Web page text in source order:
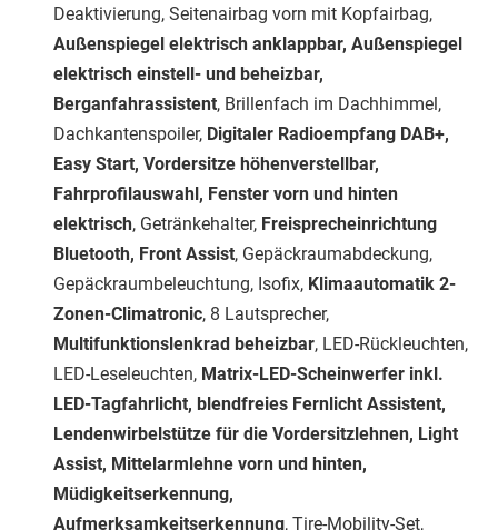
Deaktivierung, Seitenairbag vorn mit Kopfairbag,
Außenspiegel elektrisch anklappbar, Außenspiegel
elektrisch einstell- und beheizbar,
Berganfahrassistent, Brillenfach im Dachhimmel,
Dachkantenspoiler, Digitaler Radioempfang DAB+,
Easy Start, Vordersitze höhenverstellbar,
Fahrprofilauswahl, Fenster vorn und hinten
elektrisch, Getränkehalter, Freisprecheinrichtung
Bluetooth, Front Assist, Gepäckraumabdeckung,
Gepäckraumbeleuchtung, Isofix, Klimaautomatik 2-
Zonen-Climatronic, 8 Lautsprecher,
Multifunktionslenkrad beheizbar, LED-Rückleuchten,
LED-Leseleuchten, Matrix-LED-Scheinwerfer inkl.
LED-Tagfahrlicht, blendfreies Fernlicht Assistent,
Lendenwirbelstütze für die Vordersitzlehnen, Light
Assist, Mittelarmlehne vorn und hinten,
Müdigkeitserkennung,
Aufmerksamkeitserkennung, Tire-Mobility-Set,